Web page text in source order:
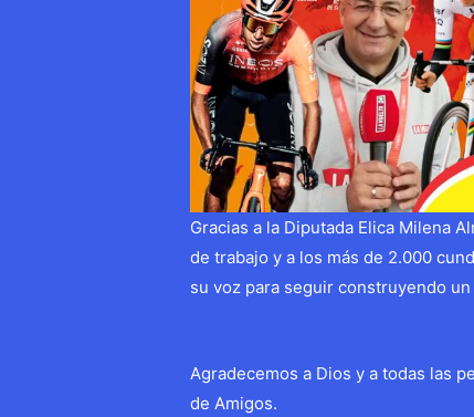
Gracias a la Diputada Elica Milena
de trabajo y a los más de 2.000
su voz para seguir construyendo
Agradecemos a Dios y a todas las
de Amigos.